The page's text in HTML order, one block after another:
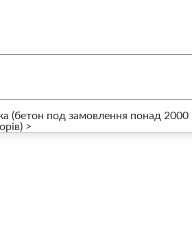
(бетон под замовлення понад 2000
>